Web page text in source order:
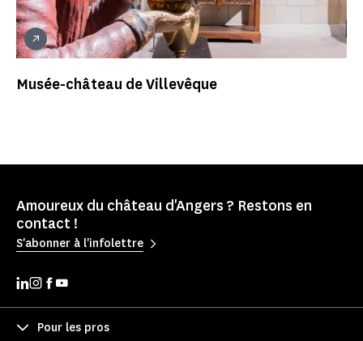
Musée-château de Villevêque
Amoureux du château d'Angers ? Restons en
contact !
S'abonner à l'infolettre
Pour les pros